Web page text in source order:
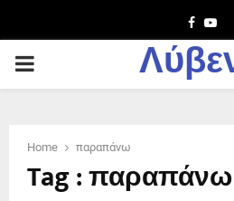
PRIMARY
Home παραπάνω
Tag : παραπάνω